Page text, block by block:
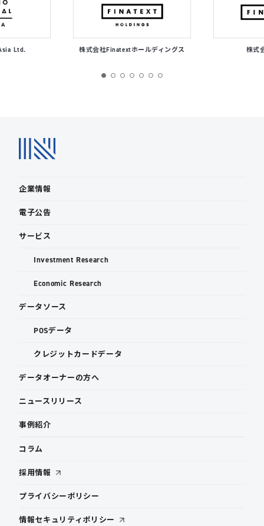
Ltd. 株式会社Finatextホールディングス 株式
企業情報
電子公告
サービス
Investment Research
Economic Research
データソース
POSデータ
クレジットカードデータ
データオーナーの方へ
ニュースリリース
事例紹介
コラム
採用情報
プライバシーポリシー
情報セキュリティポリシー